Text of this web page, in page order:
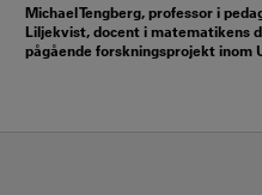
Michael Tengberg, professor i
Liljekvist, docent i matematikens
pågående forskningsprojekt inom